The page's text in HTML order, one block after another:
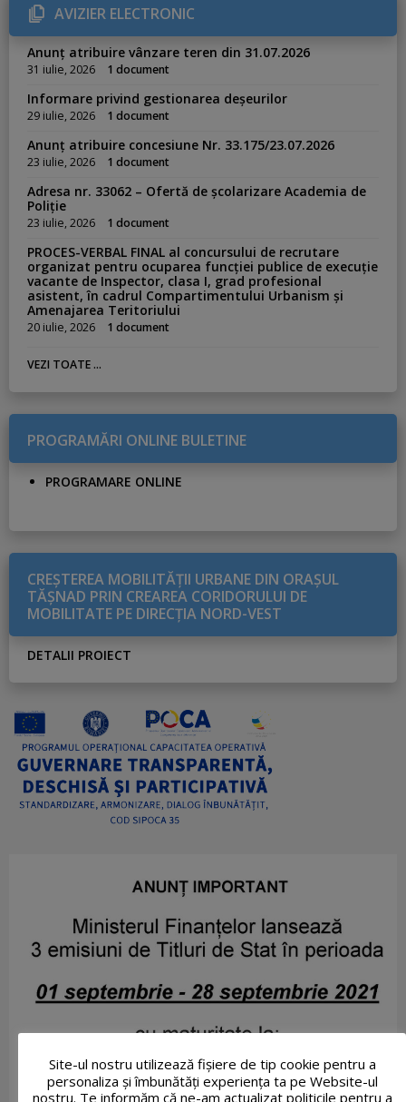
r
i
e
s
AVIZIER ELECTRONIC
Anunț atribuire vânzare teren din 31.07.2026
31 iulie, 2026 1 document
Informare privind gestionarea deșeurilor
29 iulie, 2026 1 document
Anunț atribuire concesiune Nr. 33.175/23.07.2026
23 iulie, 2026 1 document
Adresa nr. 33062 – Ofertă de școlarizare Academia de
Poliție
23 iulie, 2026 1 document
PROCES-VERBAL FINAL al concursului de recrutare
organizat pentru ocuparea funcției publice de execuție
vacante de Inspector, clasa I, grad profesional
asistent, în cadrul Compartimentului Urbanism și
Amenajarea Teritoriului
20 iulie, 2026 1 document
VEZI TOATE ...
PROGRAMĂRI ONLINE BULETINE
PROGRAMARE ONLINE
CREŞTEREA MOBILITĂŢII URBANE DIN ORAŞUL
TĂŞNAD PRIN CREAREA CORIDORULUI DE
MOBILITATE PE DIRECŢIA NORD-VEST
DETALII PROIECT
Site-ul nostru utilizează fişiere de tip cookie pentru a
personaliza și îmbunătăți experiența ta pe Website-ul
nostru. Te informăm că ne-am actualizat politicile pentru a